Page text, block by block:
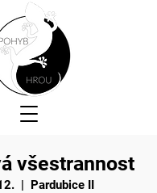
všestrannost
  |
Pardubice II